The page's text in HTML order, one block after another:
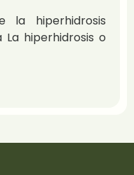
la hiperhidrosis
hiperhidrosis o